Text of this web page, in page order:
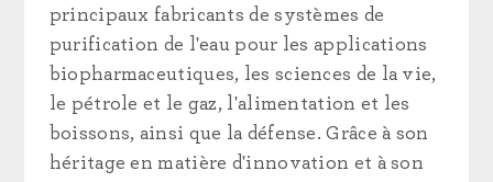
principaux fabricants de systèmes de
purification de l'eau pour les applications
biopharmaceutiques, les sciences de la vie,
le pétrole et le gaz, l'alimentation et les
boissons, ainsi que la défense. Grâce à son
héritage en matière d'innovation et à son